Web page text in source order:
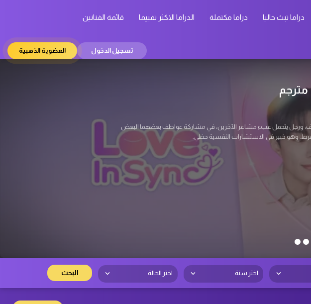
دراما تبث حاليا دراما مكتملة الدراما الاكثر تقييما قائمة الفنانين
تسجيل الدخول العضوية الذهبية
ليجد نفسه في مواجهة أخطار لم يكن يتوقعها. كيم دو هيون (سو جي
كموظف عادي في بنك.
اختر سنة اختر الحالة البحث